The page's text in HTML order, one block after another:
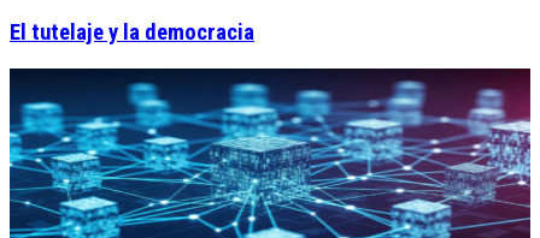
El tutelaje y la democracia